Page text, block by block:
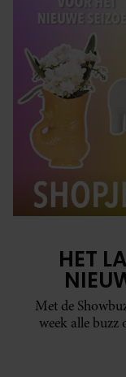
HET
Met de
week alle buzz